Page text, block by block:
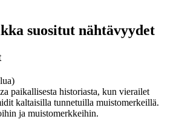
suositut nähtävyydet
paikallisesta historiasta, kun vierailet
kaltaisilla tunnetuilla muistomerkeillä.
ja muistomerkkeihin.